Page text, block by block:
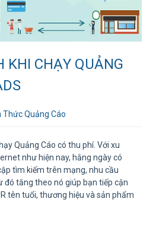
KHI CHẠY QUẢNG
Thức Quảng Cáo
Quảng Cáo có thu phí. Với xu
như hiện nay, hằng ngày có
tìm kiếm trên mạng, nhu cầu
đó tăng theo nó giúp bạn tiếp cận
tên tuổi, thương hiệu và sản phẩm